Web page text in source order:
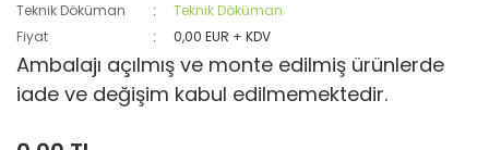
Teknik Döküman
Teknik Döküman
Fiyat
0,00 EUR + KDV
Ambalajı açılmış ve monte edilmiş ürünlerde
iade ve değişim kabul edilmemektedir.